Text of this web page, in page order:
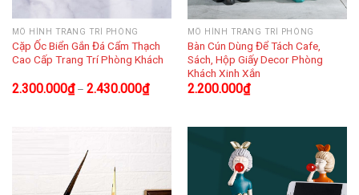
MÔ HÌNH TRANG TRÍ PHÒNG
Cặp Ốc Biển Gắn Đá Cẩm Thạch
Cao Cấp Trang Trí Phòng Khách
2.300.000₫– 2.430.000₫
MÔ HÌNH TRANG TRÍ PHÒNG
Bàn Cún Dùng Để Tách Cafe,
Sách, Hộp Giấy Decor Phòng
Khách Xinh Xắn
2.200.000₫